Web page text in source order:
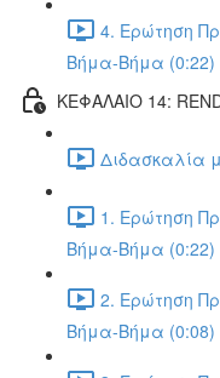
4. Ερώτηση
Βήμα-Βήμα (0:22)
ΚΕΦΑΛΑΙΟ 14:
Διδασκαλία
1. Ερώτηση
Βήμα-Βήμα (0:22)
2. Ερώτηση
Βήμα-Βήμα (0:08)